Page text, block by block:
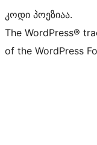
კოდი პოეზიაა.
The WordPress®
of the WordPress